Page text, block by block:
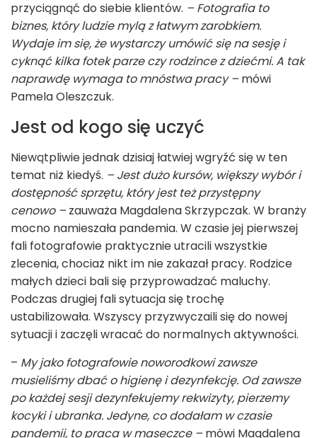
przyciągnąć do siebie klientów. – Fotografia to
biznes, który ludzie mylą z łatwym zarobkiem.
Wydaje im się, że wystarczy umówić się na sesję i
cyknąć kilka fotek parze czy rodzince z dziećmi. A tak
naprawdę wymaga to mnóstwa pracy – mówi
Pamela Oleszczuk.
Jest od kogo się uczyć
Niewątpliwie jednak dzisiaj łatwiej wgryźć się w ten
temat niż kiedyś. – Jest dużo kursów, większy wybór i
dostępność sprzętu, który jest też przystępny
cenowo – zauważa Magdalena Skrzypczak. W branży
mocno namieszała pandemia. W czasie jej pierwszej
fali fotografowie praktycznie utracili wszystkie
zlecenia, chociaż nikt im nie zakazał pracy. Rodzice
małych dzieci bali się przyprowadzać maluchy.
Podczas drugiej fali sytuacja się trochę
ustabilizowała. Wszyscy przyzwyczaili się do nowej
sytuacji i zaczęli wracać do normalnych aktywności.
– My jako fotografowie noworodkowi zawsze
musieliśmy dbać o higienę i dezynfekcję. Od zawsze
po każdej sesji dezynfekujemy rekwizyty, pierzemy
kocyki i ubranka. Jedyne, co dodałam w czasie
pandemii, to praca w maseczce – mówi Magdalena